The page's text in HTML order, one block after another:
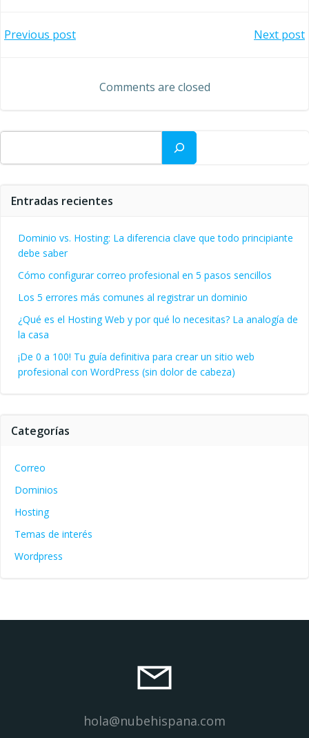
Navegación
Previous post
Navegación
de
Next post
Comments are closed
Buscar
Entradas recientes
Dominio vs. Hosting: La diferencia clave que todo principiante
debe saber
Cómo configurar correo profesional en 5 pasos sencillos
Los 5 errores más comunes al registrar un dominio
¿Qué es el Hosting Web y por qué lo necesitas? La analogía de
la casa
¡De 0 a 100! Tu guía definitiva para crear un sitio web
profesional con WordPress (sin dolor de cabeza)
Categorías
Correo
Dominios
Hosting
Temas de interés
Wordpress
hola@nubehispana.com